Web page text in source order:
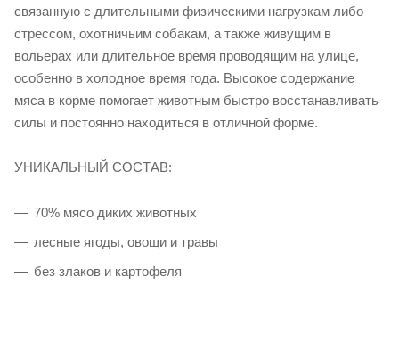
связанную с длительными физическими нагрузкам либо
стрессом, охотничьим собакам, а также живущим в
вольерах или длительное время проводящим на улице,
особенно в холодное время года. Высокое содержание
мяса в корме помогает животным быстро восстанавливать
силы и постоянно находиться в отличной форме.
УНИКАЛЬНЫЙ СОСТАВ:
70% мясо диких животных
лесные ягоды, овощи и травы
без злаков и картофеля